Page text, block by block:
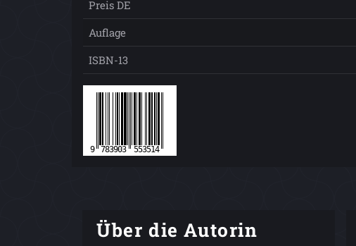
Preis DE
Auflage
ISBN-13
Über die Autorin